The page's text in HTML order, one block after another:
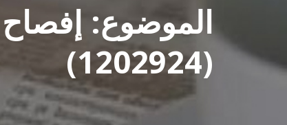
الموضوع: إفصاح
(1202924)